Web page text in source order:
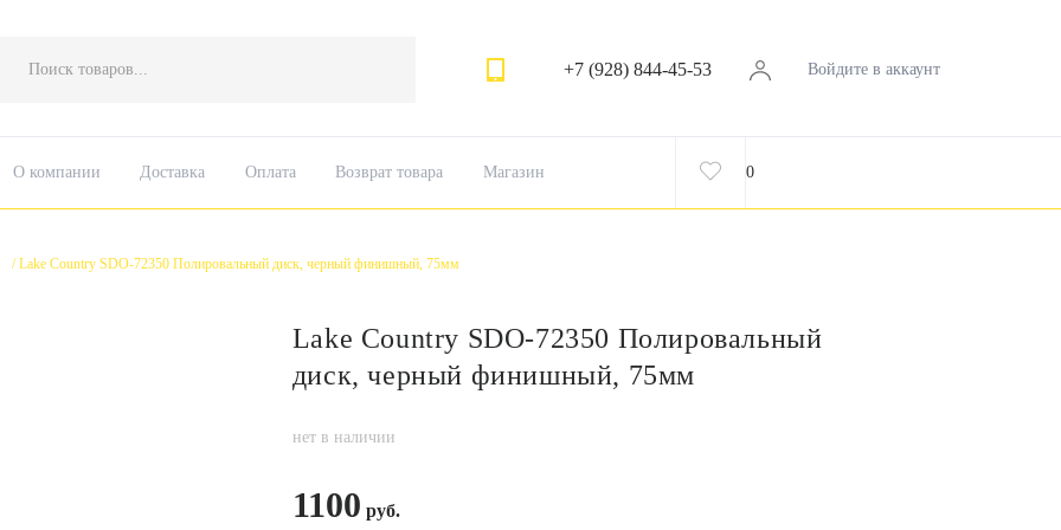
товаров
+7 (928) 844-45-53 Войдите в аккаунт
О компании Доставка Оплата Возврат товара Магазин 0
/Lake Country SDO-72350 Полировальный диск, черный финишный, 75мм
Lake Country SDO-72350 Полировальный
диск, черный финишный, 75мм
нет в наличии
1100